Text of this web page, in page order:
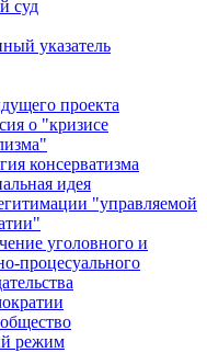
суд
указатель
проекта
о "кризисе
консерватизма
идея
"управляемой
уголовного и
процесуального
режим